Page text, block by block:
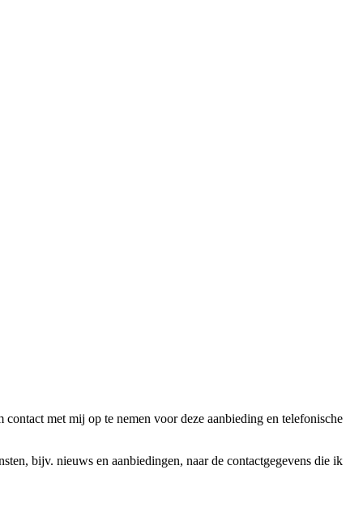
met mij op te nemen voor deze aanbieding en telefonische
bijv. nieuws en aanbiedingen, naar de contactgegevens die ik